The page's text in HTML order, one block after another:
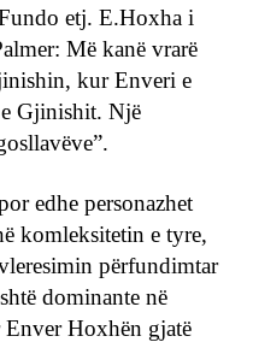
etj. E.Hoxha i
Më kanë vrarë
kur Enveri e
Gjinishit. Një
edhe personazhet
komleksitetin e tyre,
përfundimtar
dominante në
Hoxhën gjatë